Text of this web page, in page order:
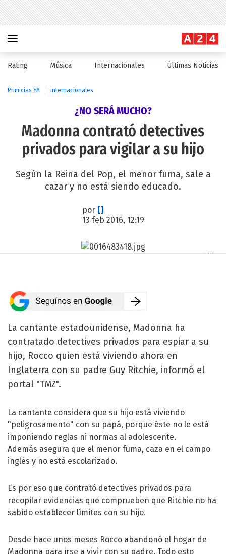
Rating Música Internacionales Últimas Noticias
Primicias YA Internacionales
¿NO SERÁ MUCHO?
Madonna contrató detectives
privados para vigilar a su hijo
Según la Reina del Pop, el menor fuma, sale a
cazar y no está siendo educado.
por []
13 feb 2016, 12:19
La cantante estadounidense, Madonna ha
contratado detectives privados para espiar a su
hijo, Rocco quien está viviendo ahora en
Inglaterra con su padre Guy Ritchie, informó el
portal "TMZ".
La cantante considera que su hijo está viviendo
"peligrosamente" con su papá, porque éste no le está
imponiendo reglas ni normas al adolescente.
Además asegura que el menor fuma, caza en el campo
inglés y no está escolarizado.
Es por eso que contrató detectives privados para
recopilar evidencias que comprueben que Ritchie no ha
sabido establecer límites con su hijo.
Desde hace unos meses Rocco abandonó el hogar de
Madonna para irse a vivir con su padre. Todo esto